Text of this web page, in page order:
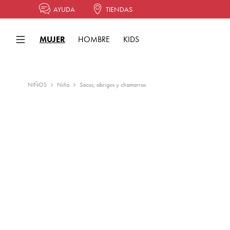
AYUDA TIENDAS
MUJER HOMBRE KIDS
NIÑOS Niña Sacos, abrigos y chamarras